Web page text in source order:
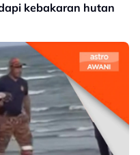
kebakaran hutan